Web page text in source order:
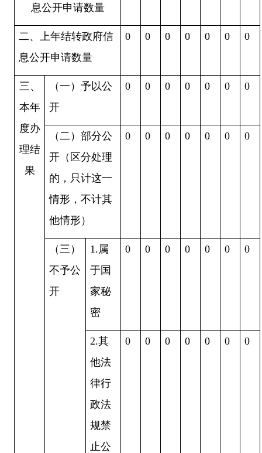
息公开申请数量
二、上年结转政府信
息公开申请数量
0 0 0 0 0 0 0
三、
本年
度办
理结
果
（一）予以公
开
0 0 0 0 0 0 0
（二）部分公
开（区分处理
的，只计这一
情形，不计其
他情形）
0 0 0 0 0 0 0
（三）
不予公
开
1. 属
于国
家秘
密
0 0 0 0 0 0 0
2.其
他法
律行
政法
规禁
止公
0 0 0 0 0 0 0